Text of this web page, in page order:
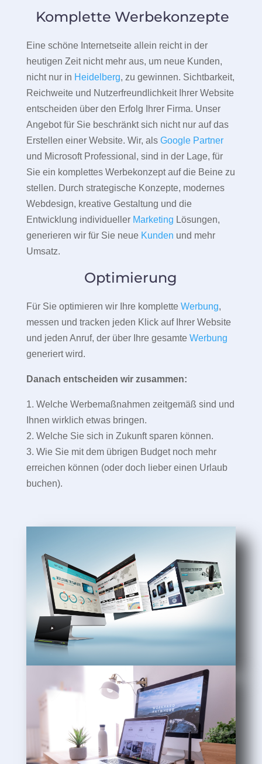
Komplette Werbekonzepte
Eine schöne Internetseite allein reicht in der
heutigen Zeit nicht mehr aus, um neue Kunden,
nicht nur in Heidelberg, zu gewinnen. Sichtbarkeit,
Reichweite und Nutzerfreundlichkeit Ihrer Website
entscheiden über den Erfolg Ihrer Firma. Unser
Angebot für Sie beschränkt sich nicht nur auf das
Erstellen einer Website. Wir, als Google Partner
und Microsoft Professional, sind in der Lage, für
Sie ein komplettes Werbekonzept auf die Beine zu
stellen. Durch strategische Konzepte, modernes
Webdesign, kreative Gestaltung und die
Entwicklung individueller Marketing Lösungen,
generieren wir für Sie neue Kunden und mehr
Umsatz.
Optimierung
Für Sie optimieren wir Ihre komplette Werbung,
messen und tracken jeden Klick auf Ihrer Website
und jeden Anruf, der über Ihre gesamte Werbung
generiert wird.
Danach entscheiden wir zusammen:
1. Welche Werbemaßnahmen zeitgemäß sind und
Ihnen wirklich etwas bringen.
2. Welche Sie sich in Zukunft sparen können.
3. Wie Sie mit dem übrigen Budget noch mehr
erreichen können (oder doch lieber einen Urlaub
buchen).